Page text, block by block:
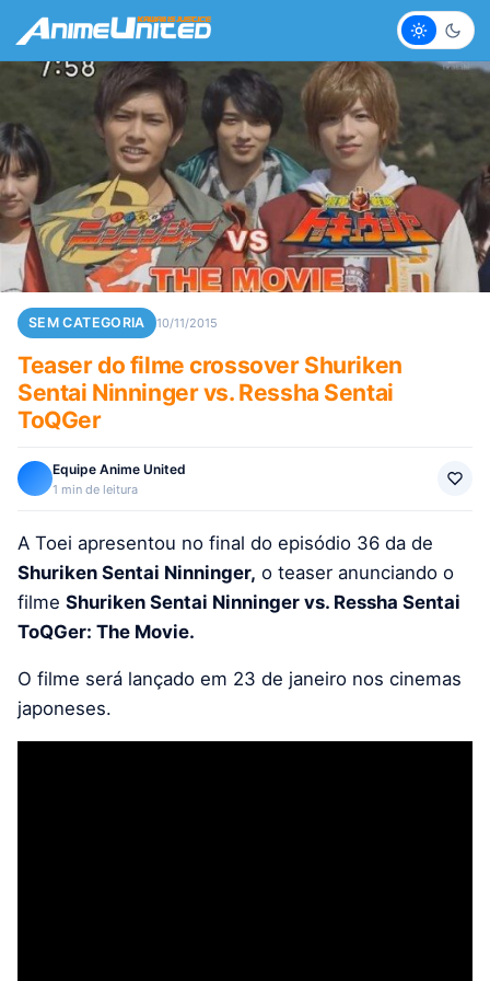
Claro
SEM CATEGORIA 10/11/2015
Teaser do filme crossover Shuriken
Sentai Ninninger vs. Ressha Sentai
ToQGer
Equipe Anime United
1 min de leitura
A Toei apresentou no final do episódio 36 da de
Shuriken Sentai Ninninger, o teaser anunciando o
filme Shuriken Sentai Ninninger vs. Ressha Sentai
ToQGer: The Movie.
O filme será lançado em 23 de janeiro nos cinemas
japoneses.